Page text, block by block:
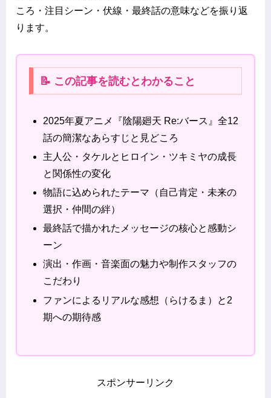
ころ・注目シーン・伏線・最終話の意味などを振り返
ります。
📝 この記事を読むとわかること
2025年夏アニメ『陰陽廻天 Re:バース』全12
話の簡潔なあらすじと見どころ
主人公・タケルとヒロイン・ツキミヤの成長
と関係性の変化
物語に込められたテーマ（自己肯定・未来の
選択・仲間の絆）
最終話で描かれたメッセージの核心と感動シ
ーン
演出・作画・音楽面の魅力や制作スタッフの
こだわり
ファンによるリアルな感想（らけるま）と2
期への期待感
スポンサーリンク